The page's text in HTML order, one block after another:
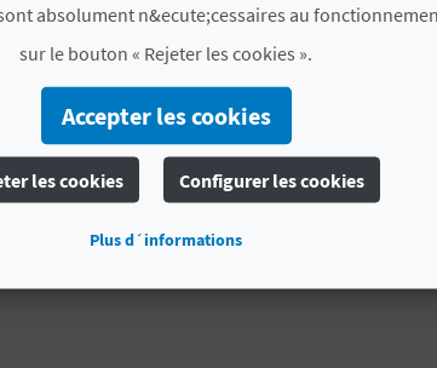
invitons à découvrir ce sanctuaire pendant
Remei de Finestrat, les fêtes patronales qui
qui envahit les rues à ce moment-
absolument n&ecute;cessaires au
sur le bouton « Rejeter les cookies ».
Accepter les cookies
les cookies Configurer les cookies
Plus d´informations